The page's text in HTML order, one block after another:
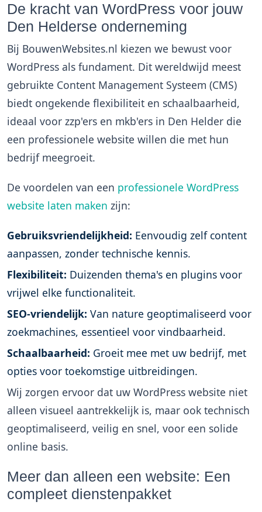
De kracht van WordPress voor jouw
Den Helderse onderneming
Bij BouwenWebsites.nl kiezen we bewust voor
WordPress als fundament. Dit wereldwijd meest
gebruikte Content Management Systeem (CMS)
biedt ongekende flexibiliteit en schaalbaarheid,
ideaal voor zzp'ers en mkb'ers in Den Helder die
een professionele website willen die met hun
bedrijf meegroeit.
De voordelen van een professionele WordPress
website laten maken zijn:
Gebruiksvriendelijkheid: Eenvoudig zelf content
aanpassen, zonder technische kennis.
Flexibiliteit: Duizenden thema's en plugins voor
vrijwel elke functionaliteit.
SEO-vriendelijk: Van nature geoptimaliseerd voor
zoekmachines, essentieel voor vindbaarheid.
Schaalbaarheid: Groeit mee met uw bedrijf, met
opties voor toekomstige uitbreidingen.
Wij zorgen ervoor dat uw WordPress website niet
alleen visueel aantrekkelijk is, maar ook technisch
geoptimaliseerd, veilig en snel, voor een solide
online basis.
Meer dan alleen een website: Een
compleet dienstenpakket